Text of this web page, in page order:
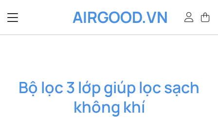
qua
dung
AIRGOOD.VN
Bộ lọc 3 lớp giúp lọc sạch
không khí